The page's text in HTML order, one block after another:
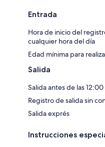
Entrada
Hora de inicio del
cualquier hora del día
Edad mínima para
Salida
Salida antes de las 12:00
Registro de salida sin
Salida exprés
Instrucciones